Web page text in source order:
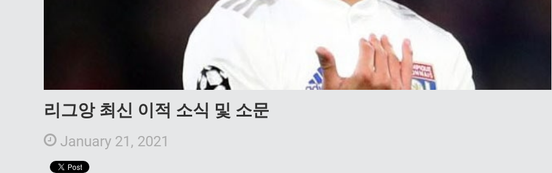
리그앙 최신 이적 소식 및 소문
January 21, 2021